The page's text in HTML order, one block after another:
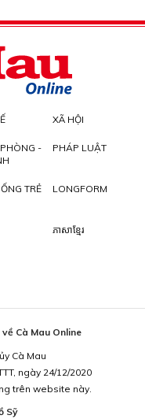
XÃ HỘI
-
PHÁP LUẬT
TRẺ LONGFORM
ភាសាខ្មែរ
Cà Mau Online
Cà Mau
ngày 24/12/2020
trên website này.
Sỹ